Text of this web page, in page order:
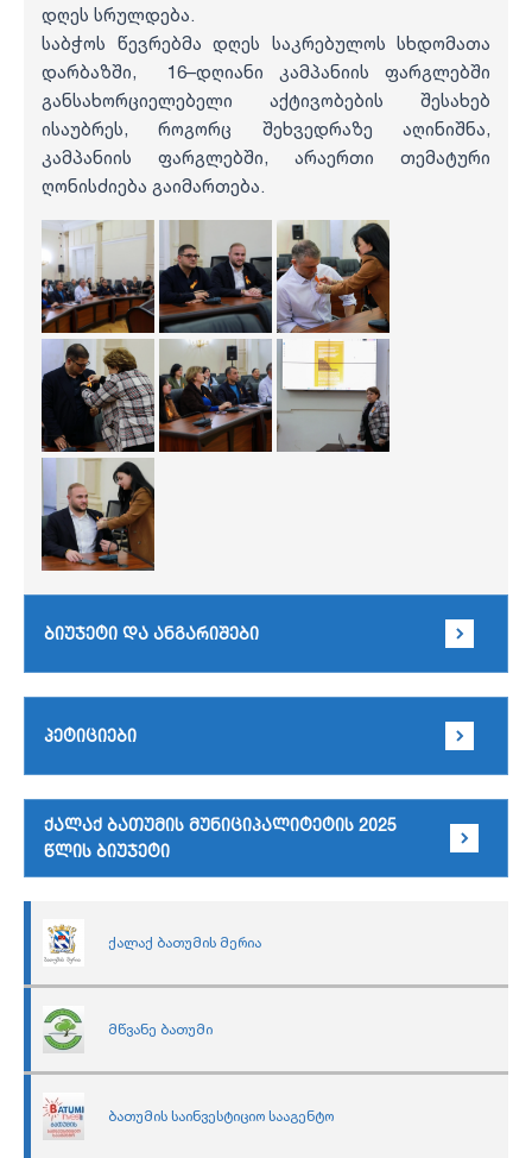
ბიუჯეტი და ანგარიშები
პეტიციები
ქალაქ ბათუმის მუნიციპალიტეტის 2025
წლის ბიუჯეტი
ქალაქ ბათუმის მერია
მწვანე ბათუმი
ბათუმის საინვესტიციო სააგენტო
დღეს სრულდება.
საბჭოს წევრებმა დღეს საკრებულოს სხდომათა
დარბაზში, 16–დღიანი კამპანიის ფარგლებში
განსახორციელებელი აქტივობების შესახებ
ისაუბრეს, როგორც შეხვედრაზე აღინიშნა,
კამპანიის ფარგლებში, არაერთი თემატური
ღონისძიება გაიმართება.